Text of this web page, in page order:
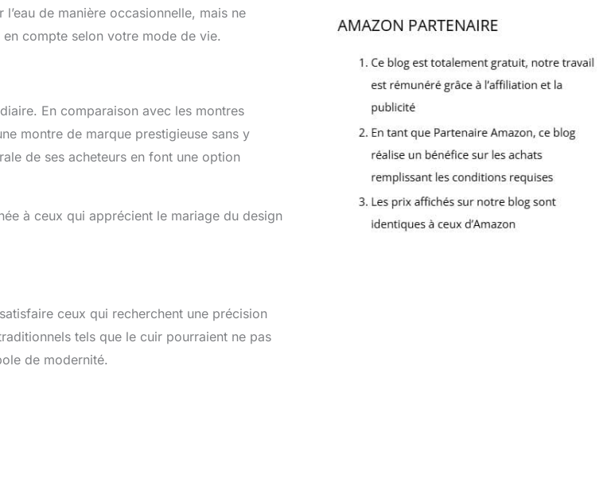
l’eau de manière occasionnelle, mais ne
compte selon votre mode de vie.
En comparaison avec les montres
montre de marque prestigieuse sans y
de ses acheteurs en font une option
à ceux qui apprécient le mariage du design
ceux qui recherchent une précision
tels que le cuir pourraient ne pas
de modernité.